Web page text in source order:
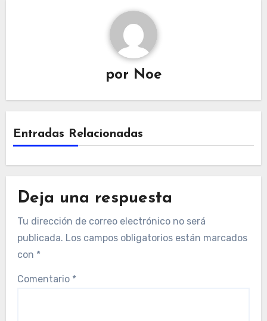
por Noe
Entradas Relacionadas
Deja una respuesta
Tu dirección de correo electrónico no será
publicada. Los campos obligatorios están marcados
con *
Comentario *